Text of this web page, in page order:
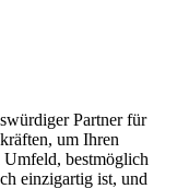
Partner für
um Ihren
bestmöglich
einzigartig ist, und